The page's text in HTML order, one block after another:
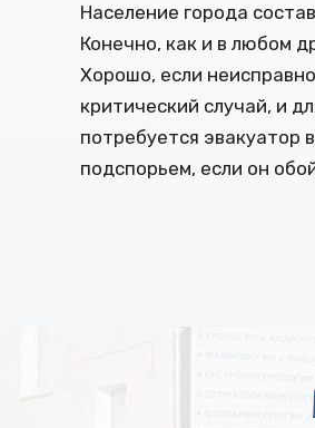
Население города
Конечно, как и в любом
Хорошо, если
критический случай, и
потребуется эвакуатор
подспорьем, если он